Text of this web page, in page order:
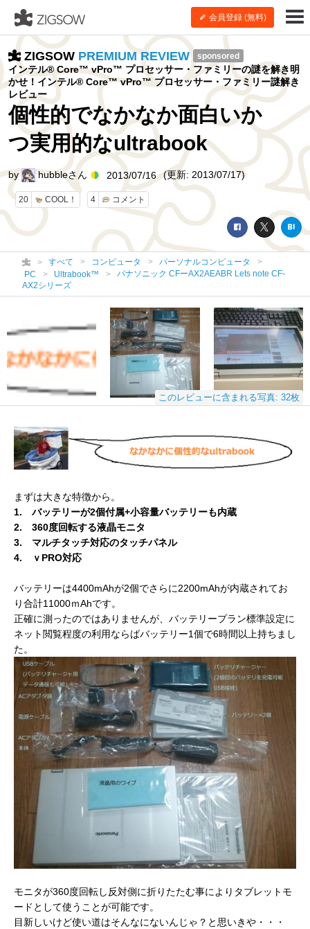
会員登録 (無料)
ZIGSOW PREMIUM REVIEW sponsored
インテル® Core™ vPro™ プロセッサー・ファミリーの謎を解き明
かせ！インテル® Core™ vPro™ プロセッサー・ファミリー謎解き
レビュー
個性的でなかなか面白いか
つ実用的なultrabook
20 COOL！ 4 コメント
by hubbleさん 2013/07/16 (更新: 2013/07/17)
すべて コンピュータ
パーソナルコンピュータ
PC
Ultrabook™
パナソニック CFーAX2AEABR Lets note CF-
AX2シリーズ
このレビューに含まれる写真: 32枚
まずは大きな特徴から。
1. バッテリーが2個付属+小容量バッテリーも内蔵
2. 360度回転する液晶モニタ
3. マルチタッチ対応のタッチパネル
4. ｖPRO対応
バッテリーは4400mAhが2個でさらに2200mAhが内蔵されてお
り合計11000ｍAhです。
正確に測ったのではありませんが、バッテリープラン標準設定に
ネット閲覧程度の利用ならばバッテリー1個で6時間以上持ちまし
た。
モニタが360度回転し反対側に折りたたむ事によりタブレットモ
ードとして使うことが可能です。
目新しいけど使い道はそんなにないんじゃ？と思いきや・・・